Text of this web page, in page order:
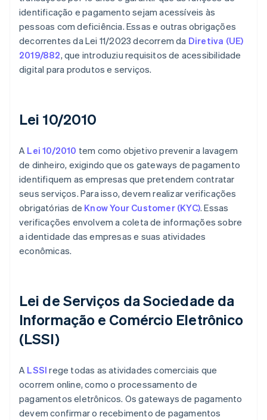
identificação e pagamento sejam acessíveis às
pessoas com deficiência. Essas e outras obrigações
decorrentes da Lei 11/2023 decorrem da Diretiva (UE)
2019/882, que introduziu requisitos de acessibilidade
digital para produtos e serviços.
Lei 10/2010
A Lei 10/2010 tem como objetivo prevenir a lavagem
de dinheiro, exigindo que os gateways de pagamento
identifiquem as empresas que pretendem contratar
seus serviços. Para isso, devem realizar verificações
obrigatórias de Know Your Customer (KYC). Essas
verificações envolvem a coleta de informações sobre
a identidade das empresas e suas atividades
econômicas.
Lei de Serviços da Sociedade da
Informação e Comércio Eletrônico
(LSSI)
A LSSI rege todas as atividades comerciais que
ocorrem online, como o processamento de
pagamentos eletrônicos. Os gateways de pagamento
devem confirmar o recebimento de pagamentos